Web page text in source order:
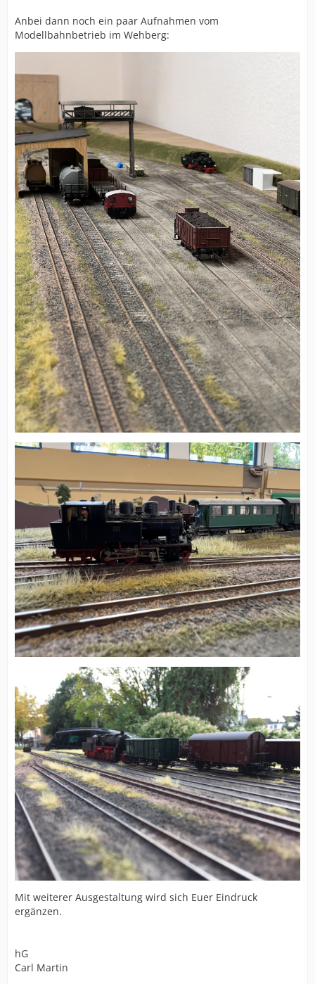
Anbei dann noch ein paar Aufnahmen vom
Modellbahnbetrieb im Wehberg:
Mit weiterer Ausgestaltung wird sich Euer Eindruck
ergänzen.
hG
Carl Martin